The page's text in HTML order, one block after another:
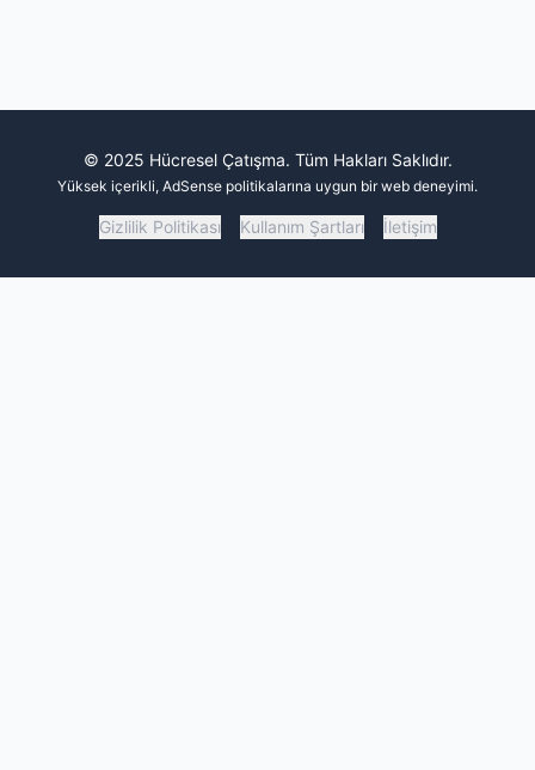
© 2025 Hücresel Çatışma. Tüm Hakları Saklıdır.
Yüksek içerikli, AdSense politikalarına uygun bir web deneyimi.
Gizlilik Politikası Kullanım Şartları İletişim